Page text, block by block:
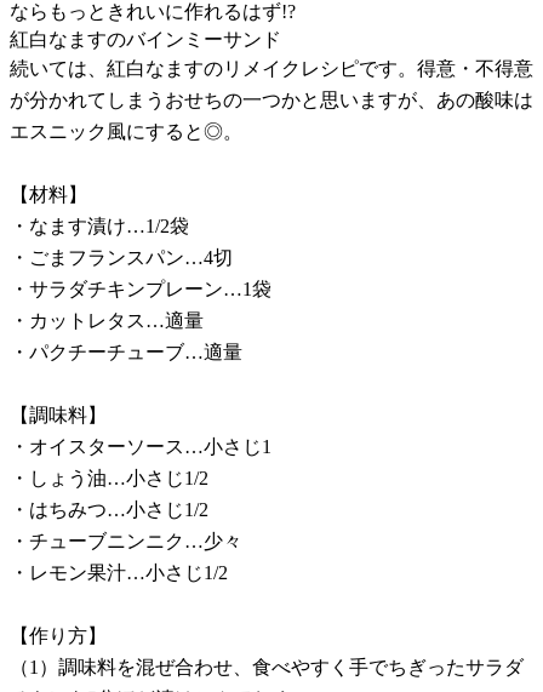
ならもっときれいに作れるはず!?
紅白なますのバインミーサンド
続いては、紅白なますのリメイクレシピです。得意・不得意
が分かれてしまうおせちの一つかと思いますが、あの酸味は
エスニック風にすると◎。
【材料】
・なます漬け…1/2袋
・ごまフランスパン…4切
・サラダチキンプレーン…1袋
・カットレタス…適量
・パクチーチューブ…適量
【調味料】
・オイスターソース…小さじ1
・しょう油…小さじ1/2
・はちみつ…小さじ1/2
・チューブニンニク…少々
・レモン果汁…小さじ1/2
【作り方】
（1）調味料を混ぜ合わせ、食べやすく手でちぎったサラダ